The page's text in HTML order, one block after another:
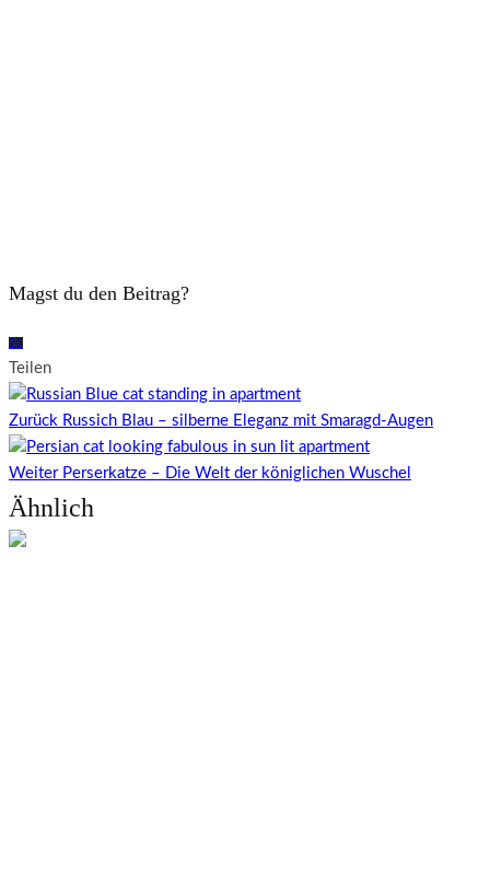
Magst du den Beitrag?
21
Teilen
Zurück Russich Blau – silberne Eleganz mit Smaragd-Augen
WeiterPerserkatze – Die Welt der königlichen Wuschel
Ähnlich